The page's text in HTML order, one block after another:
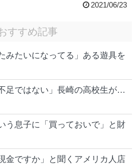
2021/06/23
すすめ記事
みたいになってる」ある遊具を
足ではない」長崎の高校生が…
う息子に「買っておいで」と財
金ですか」と聞くアメリカ人店